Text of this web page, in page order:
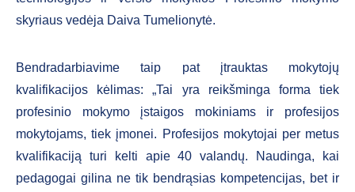
skyriaus vedėja Daiva Tumelionytė.
Bendradarbiavime taip pat įtrauktas mokytojų
kvalifikacijos kėlimas: „Tai yra reikšminga forma tiek
profesinio mokymo įstaigos mokiniams ir profesijos
mokytojams, tiek įmonei. Profesijos mokytojai per metus
kvalifikaciją turi kelti apie 40 valandų. Naudinga, kai
pedagogai gilina ne tik bendrąsias kompetencijas, bet ir